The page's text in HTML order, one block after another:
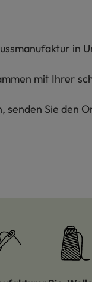
in
mit Ihrer
senden Sie